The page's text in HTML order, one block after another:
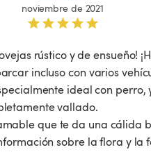
noviembre de 2021
rústico y de ensueño!
incluso con varios
ideal con perro,
vallado.
sobre la flora y la